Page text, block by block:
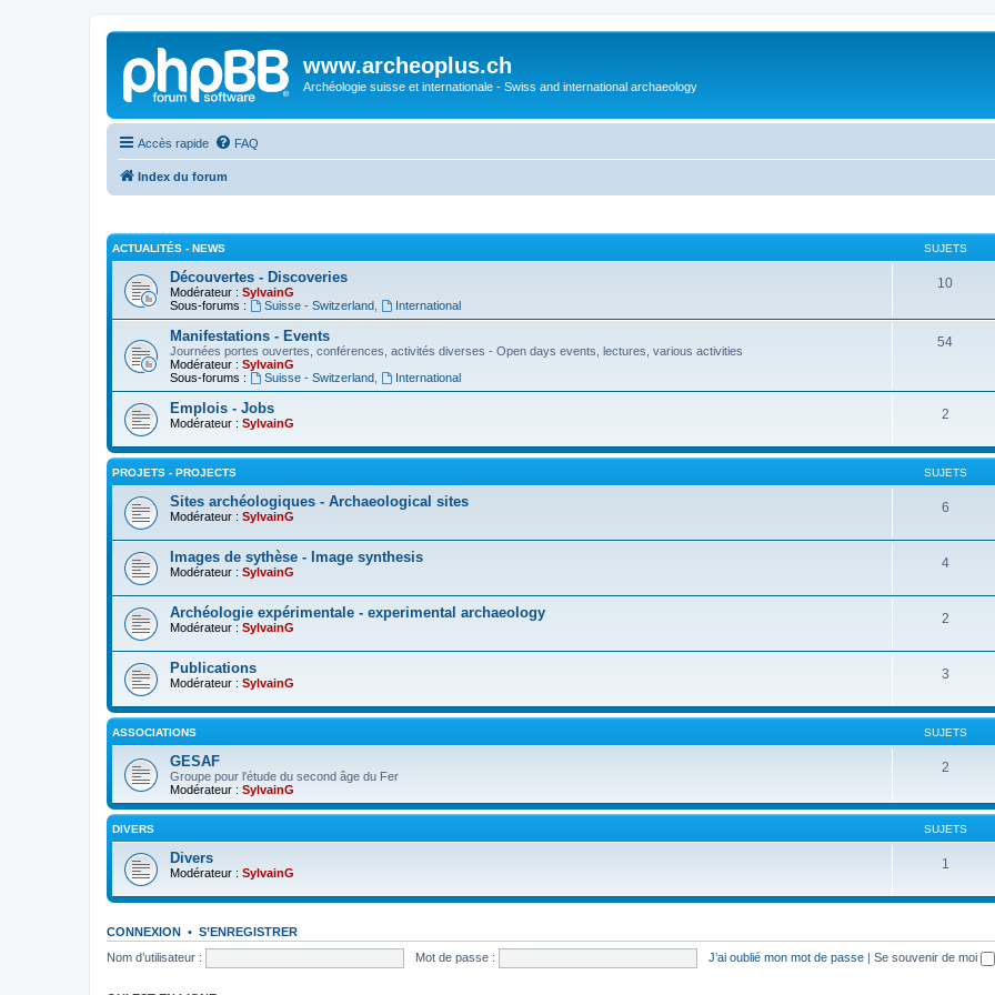
www.archeoplus.ch
Archéologie suisse et internationale - Swiss and international archaeology
Accès rapide FAQ
Index du forum
ACTUALITÉS - NEWS SUJETS
Découvertes - Discoveries
Modérateur : SylvainG
Sous-forums :
Suisse - Switzerland, International
10
Manifestations - Events
Journées portes ouvertes, conférences, activités diverses - Open days events, lectures, various activities
Modérateur : SylvainG
Sous-forums :
Suisse - Switzerland, International
54
Emplois - Jobs
Modérateur : SylvainG
2
PROJETS - PROJECTS SUJETS
Sites archéologiques - Archaeological sites
Modérateur : SylvainG
6
Images de sythèse - Image synthesis
Modérateur : SylvainG
4
Archéologie expérimentale - experimental archaeology
Modérateur : SylvainG
2
Publications
Modérateur : SylvainG
3
ASSOCIATIONS SUJETS
GESAF
Groupe pour l'étude du second âge du Fer
Modérateur : SylvainG
2
DIVERS SUJETS
Divers
Modérateur : SylvainG
1
CONNEXION • S’ENREGISTRER
Nom d’utilisateur :
Mot de passe : J’ai oublié mon mot de passe | Se souvenir de moi